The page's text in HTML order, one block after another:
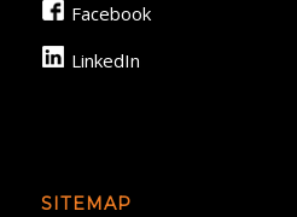
Facebook
LinkedIn
SITEMAP